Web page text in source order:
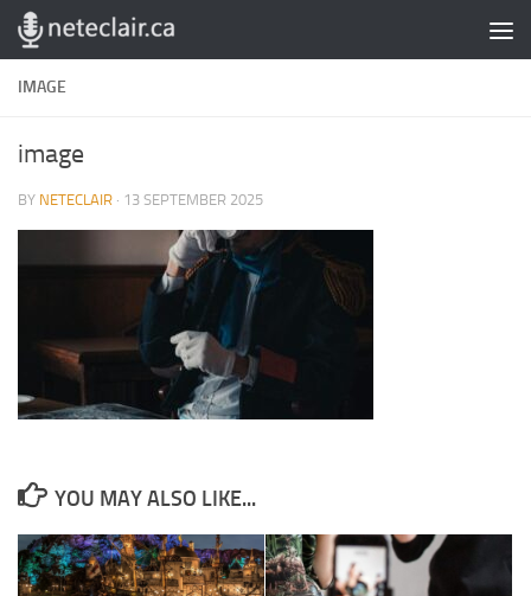
Skip to content
IMAGE
image
BY NETECLAIR · 13 SEPTEMBER 2025
YOU MAY ALSO LIKE...